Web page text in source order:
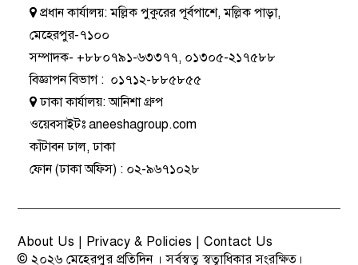
প্রধান কার্যালয়:মল্লিক পুকুরের পূর্বপাশে, মল্লিক পাড়া,
মেহেরপুর-৭১০০
সম্পাদক- +৮৮০৭৯১-৬৩৩৭৭, ০১৩০৫-২১৭৫৮৮
বিজ্ঞাপন বিভাগ: ০১৭১২-৮৮৫৮৫৫
ঢাকা কার্যালয়:আনিশা গ্রুপ
ওয়েবসাইটঃaneeshagroup.com
কাঁটাবন ঢাল, ঢাকা
ফোন(ঢাকা অফিস) : ০২-৯৬৭১০২৮
About Us | Privacy & Policies |Contact Us
© ২০২৬ মেহেরপুর প্রতিদিন । সর্বস্বত্ব স্বত্বাধিকার সংরক্ষিত।